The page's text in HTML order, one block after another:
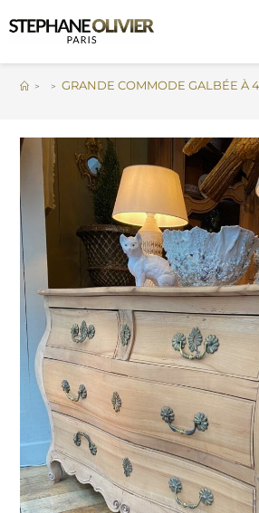
> > GRANDE COMMODE GALBÉE À